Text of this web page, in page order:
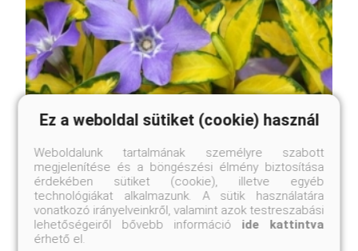
Ez a weboldal sütiket (cookie) használ
Weboldalunk tartalmának személyre szabott
megjelenítése és a böngészési élmény biztosítása
érdekében sütiket (cookie), illetve egyéb
technológiákat alkalmazunk. A sütik használatára
vonatkozó irányelveinkről, valamint azok testreszabási
lehetőségeiről bővebb információ ide kattintva
érhető el.